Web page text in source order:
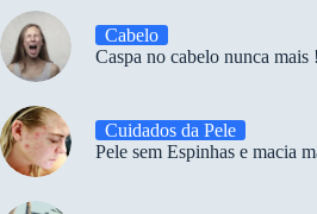
Cabelo
Caspa no cabelo nunca mais !
Cuidados da Pele
Pele sem Espinhas e macia